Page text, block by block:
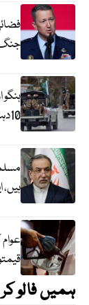
جنگ
ہنگو
10دہشتگرد ہلاک ، کیپٹن شہید
ہیں،
ہمیں فالو